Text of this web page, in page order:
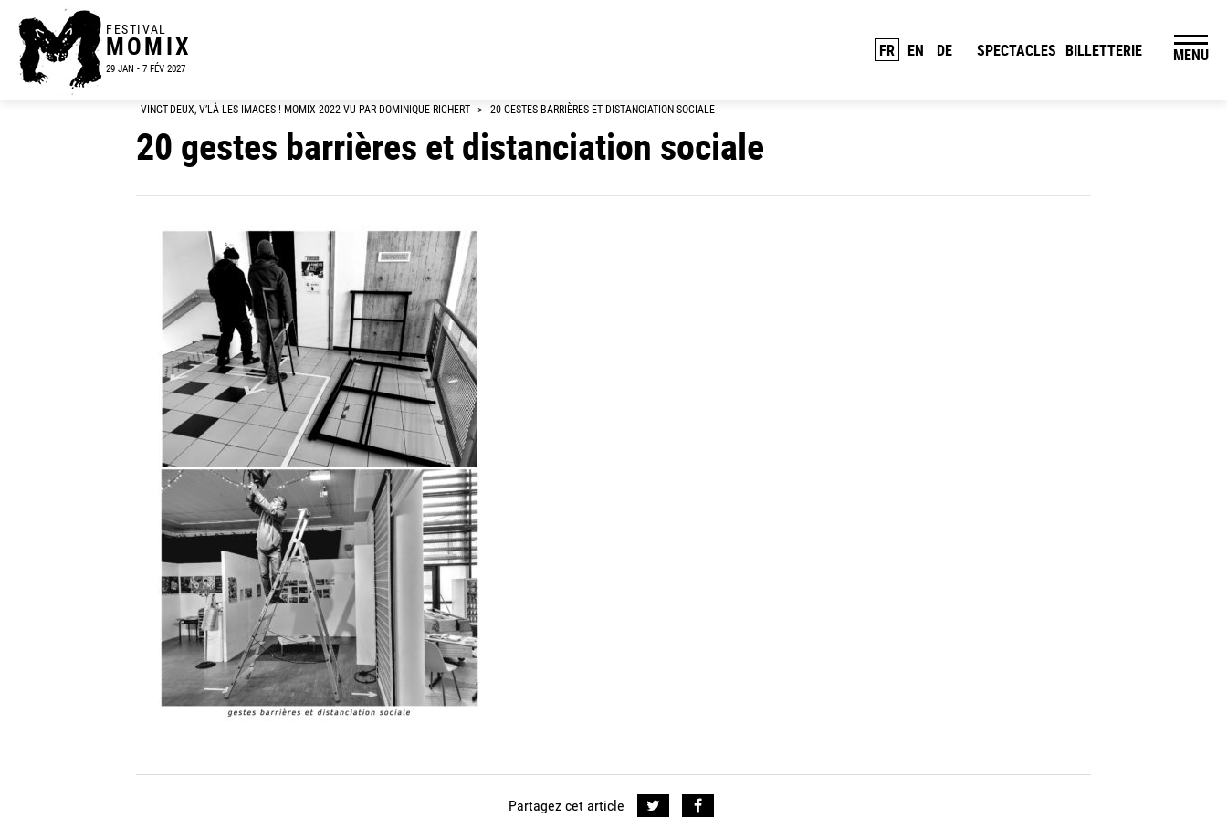
FESTIVAL
MOMIX
29 JAN - 7 FÉV 2027
FR EN DE SPECTACLES BILLETTERIE MENU
VINGT-DEUX, V’LÀ LES IMAGES ! MOMIX 2022 VU PAR DOMINIQUE RICHERT > 20 GESTES BARRIÈRES ET DISTANCIATION SOCIALE
20 gestes barrières et distanciation sociale
Partagez cet article